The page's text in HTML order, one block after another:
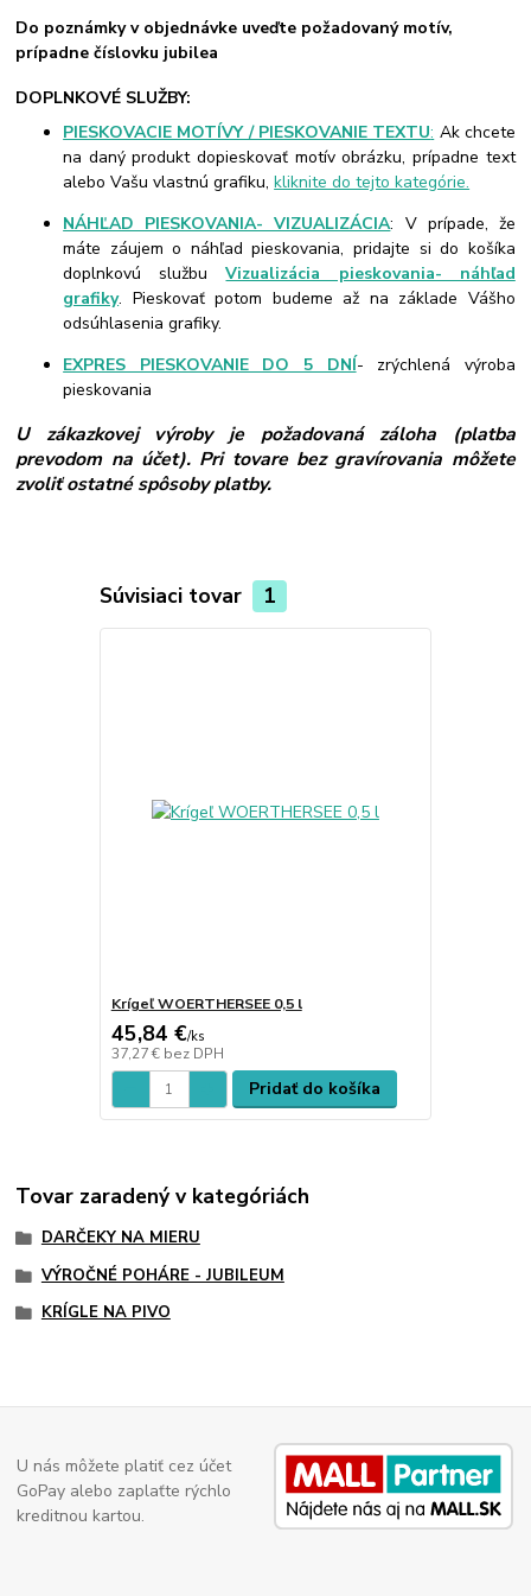
Do poznámky v objednávke uveďte požadovaný motív,
prípadne číslovku jubilea
DOPLNKOVÉ SLUŽBY:
PIESKOVACIE MOTÍVY / PIESKOVANIE TEXTU: Ak chcete
na daný produkt dopieskovať motív obrázku, prípadne text
alebo Vašu vlastnú grafiku,kliknite do tejto kategórie.
NÁHĽAD PIESKOVANIA- VIZUALIZÁCIA: V prípade, že
máte záujem o náhľad pieskovania, pridajte si do košíka
doplnkovú službuVizualizácia pieskovania- náhľad
grafiky. Pieskovať potom budeme až na základe Vášho
odsúhlasenia grafiky.
EXPRES PIESKOVANIE DO 5 DNÍ- zrýchlená výroba
pieskovania
U zákazkovej výroby je požadovaná záloha (platba
prevodom na účet). Pri tovare bez gravírovania môžete
zvoliť ostatné spôsoby platby.
Súvisiaci tovar 1
Krígeľ WOERTHERSEE 0,5 l
45,84 €/ks
37,27 € bez DPH
Pridať do košíka
Tovar zaradený v kategóriách
DARČEKY NA MIERU
VÝROČNÉ POHÁRE - JUBILEUM
KRÍGLE NA PIVO
U nás môžete platiť cez účet
GoPay alebo zaplaťte rýchlo
kreditnou kartou.